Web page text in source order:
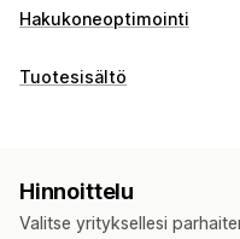
Hakukoneoptimointi
Hakuoptimointityökalut
Tekoälygenerointi
Kuvan optimointi
Tuotesisältö
Hinnoittelu
Valitse yrityksellesi